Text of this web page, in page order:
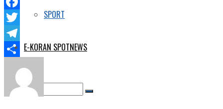
SPORT
E-KORAN SPOTNEWS
Facebook
Twitter
Telegram
Share